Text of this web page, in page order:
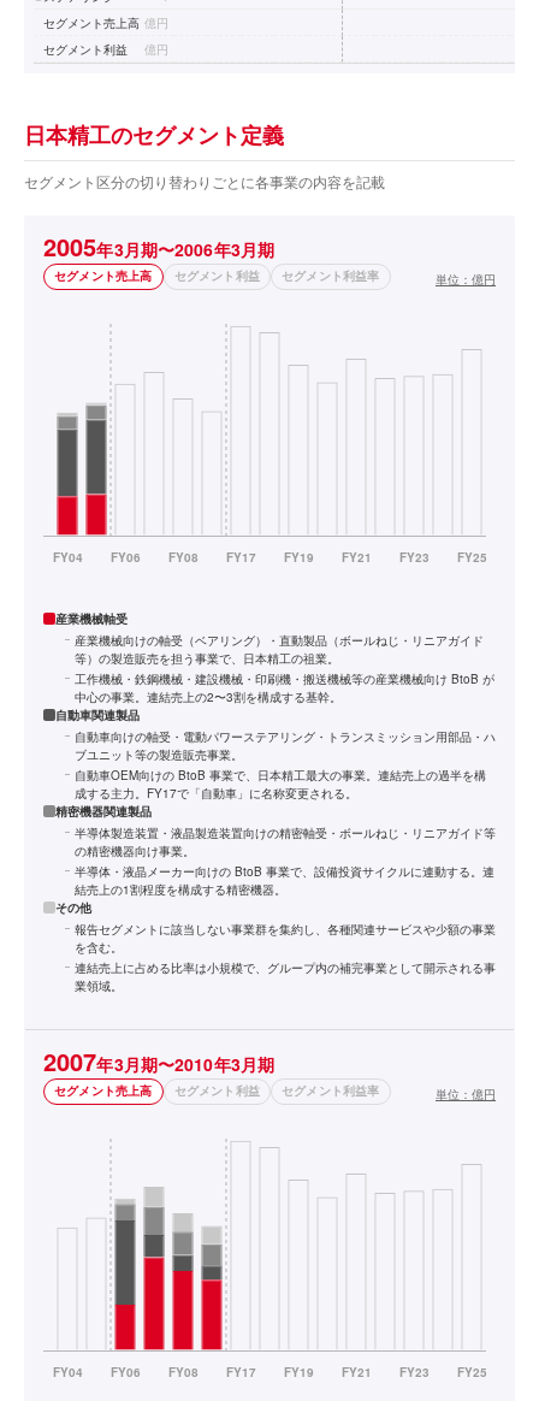
セグメント売上高 億円
セグメント利益
億円
日本精工のセグメント定義
セグメント区分の切り替わりごとに各事業の内容を記載
2005年3月期〜2006年3月期
セグメント売上高 セグメント利益 セグメント利益率 単位： 億円
産業機械軸受
産業機械向けの軸受（ベアリング）・直動製品（ボールねじ・リニアガイド
等）の製造販売を担う事業で、日本精工の祖業。
工作機械・鉄鋼機械・建設機械・印刷機・搬送機械等の産業機械向け BtoB が
中心の事業。連結売上の2〜3割を構成する基幹。
自動車関連製品
自動車向けの軸受・電動パワーステアリング・トランスミッション用部品・ハ
ブユニット等の製造販売事業。
自動車OEM向けの BtoB 事業で、日本精工最大の事業。連結売上の過半を構
成する主力。FY17で「自動車」に名称変更される。
精密機器関連製品
半導体製造装置・液晶製造装置向けの精密軸受・ボールねじ・リニアガイド等
の精密機器向け事業。
半導体・液晶メーカー向けの BtoB 事業で、設備投資サイクルに連動する。連
結売上の1割程度を構成する精密機器。
その他
報告セグメントに該当しない事業群を集約し、各種関連サービスや少額の事業
を含む。
連結売上に占める比率は小規模で、グループ内の補完事業として開示される事
業領域。
2007年3月期〜2010年3月期
セグメント売上高 セグメント利益 セグメント利益率 単位： 億円